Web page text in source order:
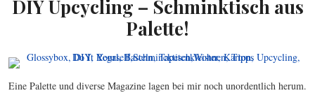
DIY Upcycling – Schminktisch aus
Palette!
Eine Palette und diverse Magazine lagen bei mir noch unordentlich herum.